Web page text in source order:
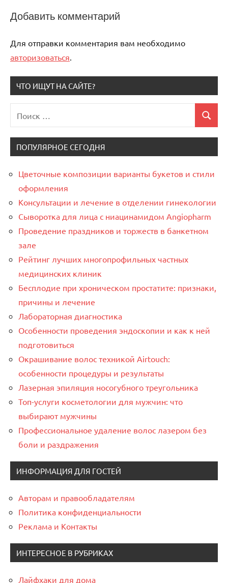
Добавить комментарий
Для отправки комментария вам необходимо
авторизоваться.
ЧТО ИЩУТ НА САЙТЕ?
для:
Поиск
ПОПУЛЯРНОЕ СЕГОДНЯ
Цветочные композиции варианты букетов и стили
оформления
Консультации и лечение в отделении гинекологии
Сыворотка для лица с ниацинамидом Angiopharm
Проведение праздников и торжеств в банкетном
зале
Рейтинг лучших многопрофильных частных
медицинских клиник
Бесплодие при хроническом простатите: признаки,
причины и лечение
Лабораторная диагностика
Особенности проведения эндоскопии и как к ней
подготовиться
Окрашивание волос техникой Airtouch:
особенности процедуры и результаты
Лазерная эпиляция носогубного треугольника
Топ-услуги косметологии для мужчин: что
выбирают мужчины
Профессиональное удаление волос лазером без
боли и раздражения
ИНФОРМАЦИЯ ДЛЯ ГОСТЕЙ
Авторам и правообладателям
Политика конфиденциальности
Реклама и Контакты
ИНТЕРЕСНОЕ В РУБРИКАХ
Лайфхаки для дома